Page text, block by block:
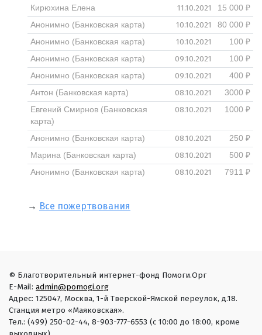
Кирюхина Елена
11.10.2021
15 000 ₽
Анонимно (Банковская карта)
10.10.2021
80 000 ₽
Анонимно (Банковская карта)
10.10.2021
100 ₽
Анонимно (Банковская карта)
09.10.2021
100 ₽
Анонимно (Банковская карта)
09.10.2021
400 ₽
Антон (Банковская карта)
08.10.2021
3000 ₽
Евгений Смирнов (Банковская
карта)
08.10.2021 1000 ₽
Анонимно (Банковская карта) 08.10.2021
250 ₽
Марина (Банковская карта)
08.10.2021
500 ₽
Анонимно (Банковская карта)
08.10.2021 7911 ₽
→ Все пожертвования
© Благотворительный интернет-фонд Помоги.Орг
E-Mail: admin@pomogi.org
Адрес: 125047, Москва, 1-й Тверской-Ямской переулок, д.18.
Станция метро «Маяковская».
Тел.: (499) 250-02-44, 8-903-777-6553 (с 10:00 до 18:00, кроме